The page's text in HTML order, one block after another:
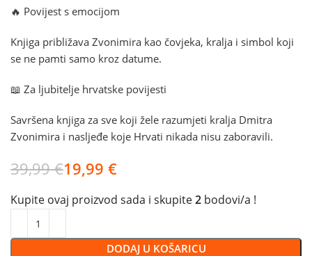
🔥 Povijest s emocijom
Knjiga približava Zvonimira kao čovjeka, kralja i simbol koji
se ne pamti samo kroz datume.
📖 Za ljubitelje hrvatske povijesti
Savršena knjiga za sve koji žele razumjeti kralja Dmitra
Zvonimira i nasljeđe koje Hrvati nikada nisu zaboravili.
39,99€19,99 €
Kupite ovaj proizvod sada i skupite2 bodovi/a !
DODAJ U KOŠARICU